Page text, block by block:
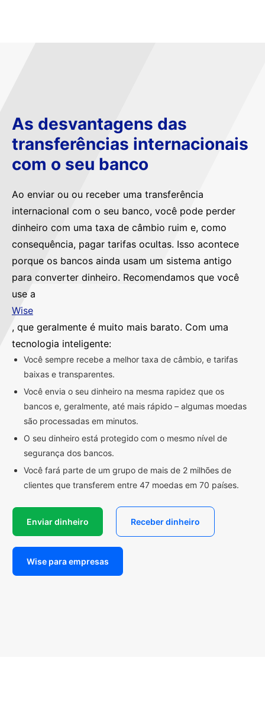
As desvantagens das
transferências internacionais
com o seu banco
Ao enviar ou ou receber uma transferência
internacional com o seu banco, você pode perder
dinheiro com uma taxa de câmbio ruim e, como
consequência, pagar tarifas ocultas. Isso acontece
porque os bancos ainda usam um sistema antigo
para converter dinheiro. Recomendamos que você
use a
Wise
, que geralmente é muito mais barato. Com uma
tecnologia inteligente:
Você sempre recebe a melhor taxa de câmbio, e tarifas
baixas e transparentes.
Você envia o seu dinheiro na mesma rapidez que os
bancos e, geralmente, até mais rápido – algumas moedas
são processadas em minutos.
O seu dinheiro está protegido com o mesmo nível de
segurança dos bancos.
Você fará parte de um grupo de mais de 2 milhões de
clientes que transferem entre 47 moedas em 70 países.
Enviar dinheiro Receber dinheiro
Wise para empresas